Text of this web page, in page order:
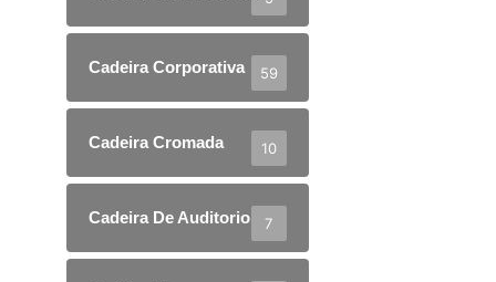
Cadeira Corporativa 59
Cadeira Cromada 10
Cadeira De Auditorio 7